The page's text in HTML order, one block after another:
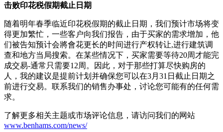
击败印花税假期截止日期
随着明年春季临近印花税假期的截止日期，我们预计市场将变
得更加繁忙，一些客户向我们报告，由于买家的需求增加，他
们被告知预计会將會花更长的时间进行产权转让,进行建筑调
查和地方当局搜索。在某些情况下，买家需要等待20周才能完
成交易-通常只需要12周。因此，对于那些打算尽快购房的
人，我的建议是提前计划并确保您可以在3月31日截止日期之
前进行交易。联系我们的销售办事处，讨论您可能有的任何需
求。
了解更多相关主题或市场评论信息，请访问我们的网站
www.benhams.com/news/